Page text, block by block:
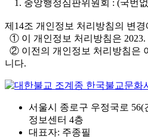
1. 중앙행정심판위원회 : (국번없
제14조 개인정보 처리방침의 변
① 이 개인정보 처리방침은 2023.
② 이전의 개인정보 처리방침은
니다.
서울시 종로구 우정국로
정보센터 4층
대표자: 주종필